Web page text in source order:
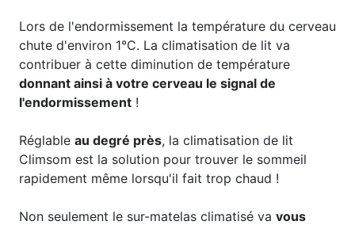
Lors de l'endormissement la température du cerveau
chute d'environ 1°C. La climatisation de lit va
contribuer à cette diminution de température
donnant ainsi à votre cerveau le signal de
l'endormissement !
Réglable au degré près, la climatisation de lit
Climsom est la solution pour trouver le sommeil
rapidement même lorsqu'il fait trop chaud !​
Non seulement le sur-matelas climatisé va vous